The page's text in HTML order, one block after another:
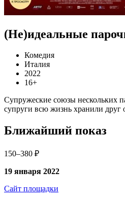
(Не)идеальные
Комедия
Италия
2022
16+
Супружеские союзы нескольких
супруги всю жизнь хранили друг
Ближайший показ
150–380 ₽
19 января 2022
Сайт площадки